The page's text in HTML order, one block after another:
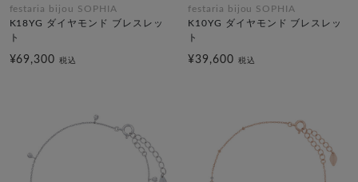
festaria bijou SOPHIA
K18YG ダイヤモンド ブレスレッ
ト
¥69,300税込
festaria bijou SOPHIA
K10YG ダイヤモンド ブレスレッ
ト
¥39,600 税込